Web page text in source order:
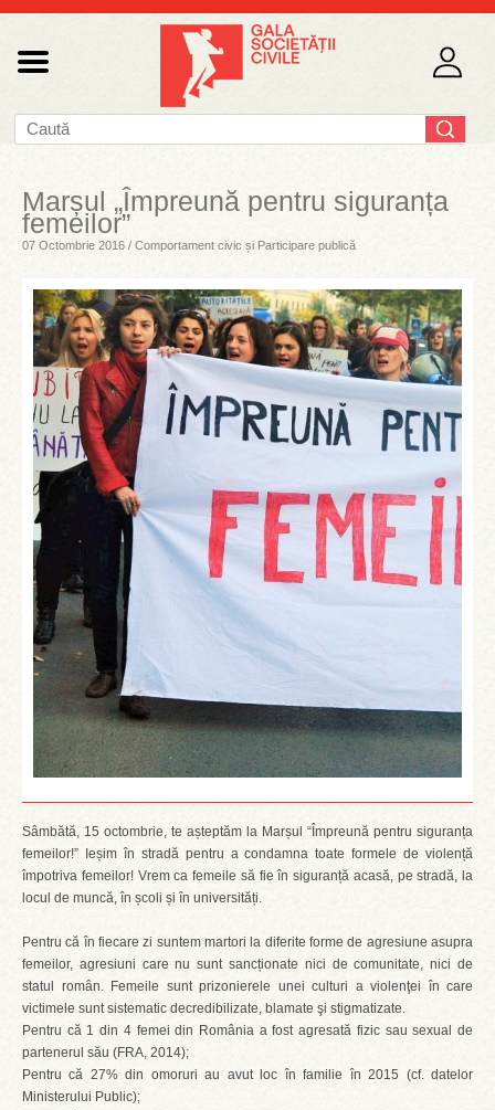
Marșul „Împreună pentru siguranța
femeilor”
07 Octombrie 2016 / Comportament civic și Participare publică
Sâmbătă, 15 octombrie, te așteptăm la Marșul “Împreună pentru siguranța
femeilor!” Ieșim în stradă pentru a condamna toate formele de violență
împotriva femeilor! Vrem ca femeile să fie în siguranță acasă, pe stradă, la
locul de muncă, în școli și în universități.
Pentru că în fiecare zi suntem martori la diferite forme de agresiune asupra
femeilor, agresiuni care nu sunt sancționate nici de comunitate, nici de
statul român. Femeile sunt prizonierele unei culturi a violenţei în care
victimele sunt sistematic decredibilizate, blamate şi stigmatizate.
Pentru că 1 din 4 femei din România a fost agresată fizic sau sexual de
partenerul său (FRA, 2014);
Pentru că 27% din omoruri au avut loc în familie în 2015 (cf. datelor
Ministerului Public);